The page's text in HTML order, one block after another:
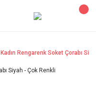
Kadın Rengarenk Soket Çorabı